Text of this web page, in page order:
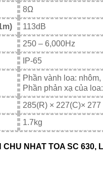
8Ω
113dB
250 – 6,000Hz
IP-65
Phần vành loa:
Phần phản xạ của
285(R) × 227(C)× 277
1.7kg
NHAT TOA SC 630,